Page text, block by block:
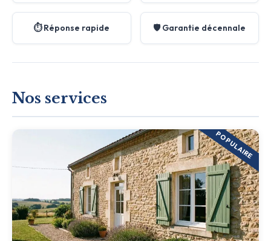
⏱️ Réponse rapide 🛡️ Garantie décennale
Nos services
POPULAIRE